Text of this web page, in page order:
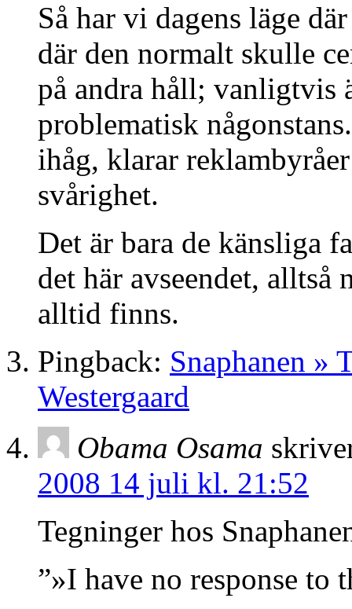
Så har vi dagens läge
där den normalt skulle
på andra håll; vanligtvis
problematisk
ihåg, klarar
svårighet.
Det är bara de känsliga
det här avseendet, alltså
alltid finns.
Pingback: Snaphanen »
Westergaard
Obama Osama
2008 14 juli kl. 21:52
Tegninger hos
”»I have no response to